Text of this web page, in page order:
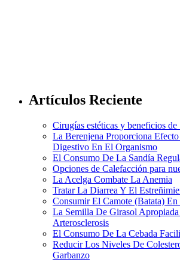
Artículos Reciente
Cirugías estéticas y beneficios de
La Berenjena Proporciona
Digestivo En El Organismo
El Consumo De La Sandía
Opciones de Calefacción para
La Acelga Combate La Anemia
Tratar La Diarrea Y El
Consumir El Camote (Batata) En
La Semilla De Girasol Apropiada
Arterosclerosis
El Consumo De La Cebada
Reducir Los Niveles De
Garbanzo